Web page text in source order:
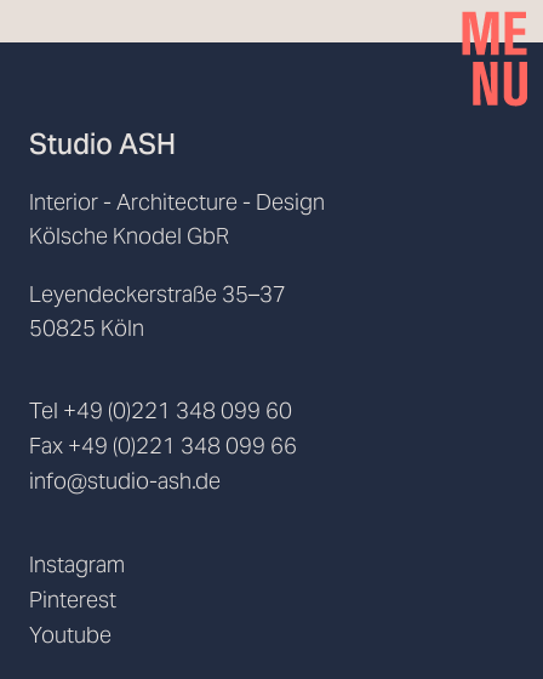
Studio ASH
Interior - Architecture - Design
Kölsche Knodel GbR
Leyendeckerstraße 35–37
50825 Köln
Tel +49 (0)221 348 099 60
Fax +49 (0)221 348 099 66
info@studio-ash.de
Instagram
Pinterest
Youtube